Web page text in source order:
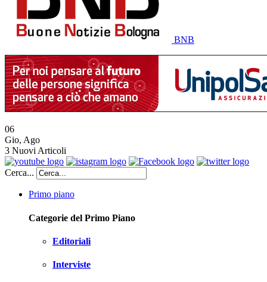
BNB
06
Gio, Ago
3 Nuovi Articoli
Cerca...
Primo piano
Categorie del Primo Piano
Editoriali
Interviste